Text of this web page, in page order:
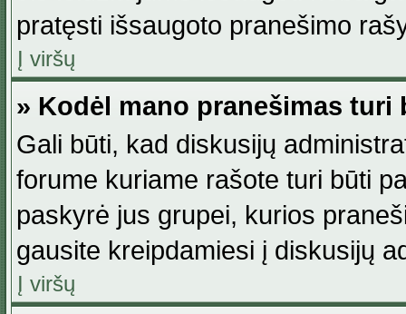
pratęsti išsaugoto pranešimo
Į viršų
» Kodėl mano pranešimas
Gali būti, kad diskusijų
forume kuriame rašote turi būti
paskyrė jus grupei, kurios
gausite kreipdamiesi į diskusijų
Į viršų